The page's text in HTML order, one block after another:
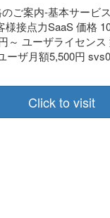
ご案内-基本サービ
様接点力SaaS 価格
～ ユーザライセン
ーザ月額5,500円
Click to visit